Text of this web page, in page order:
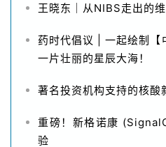
王晓东｜从NIBS走出的
药时代倡议 | 一起绘制
一片壮丽的星辰大海！
著名投资机构支持的核
重磅！新格诺康
验